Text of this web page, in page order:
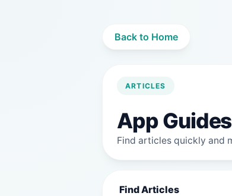
Back to Home
ARTICLES
App
Find articles quickly and
Find Articles